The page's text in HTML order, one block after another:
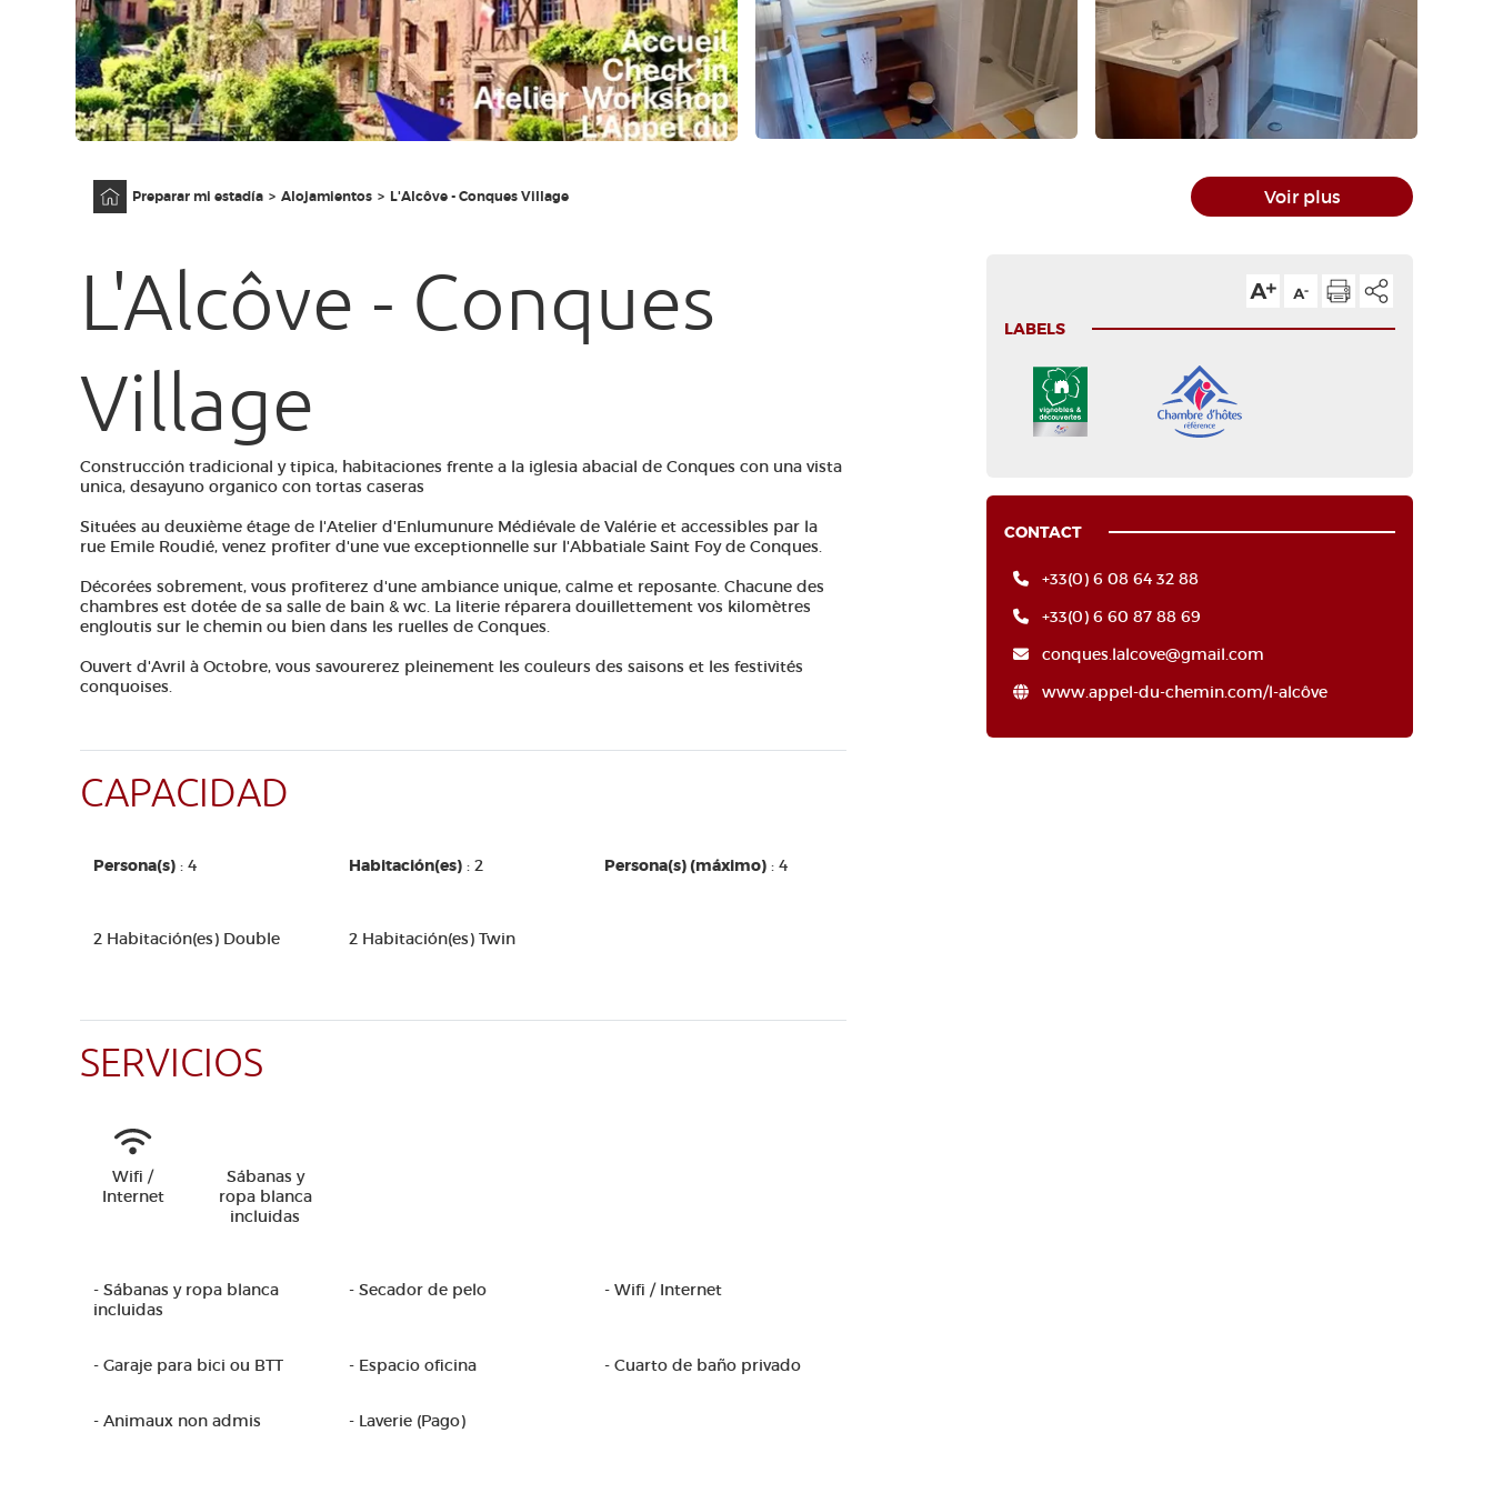
Preparar mi estadía Alojamientos L'Alcôve - Conques Village Voir plus
L'Alcôve - Conques
Village
Construcción tradicional y tipica, habitaciones frente a la iglesia abacial de Conques con una vista
unica, desayuno organico con tortas caseras
Situées au deuxième étage de l'Atelier d'Enlumunure Médiévale de Valérie et accessibles par la
rue Emile Roudié, venez profiter d'une vue exceptionnelle sur l'Abbatiale Saint Foy de Conques.
Décorées sobrement, vous profiterez d'une ambiance unique, calme et reposante. Chacune des
chambres est dotée de sa salle de bain & wc. La literie réparera douillettement vos kilomètres
engloutis sur le chemin ou bien dans les ruelles de Conques.
Ouvert d'Avril à Octobre, vous savourerez pleinement les couleurs des saisons et les festivités
conquoises.
CAPACIDAD
Persona(s) : 4 Habitación(es) : 2 Persona(s) (máximo) : 4
2 Habitación(es) Double 2 Habitación(es) Twin
SERVICIOS
Wifi /
Internet
Sábanas y
ropa blanca
incluidas
- Sábanas y ropa blanca
incluidas
- Secador de pelo - Wifi / Internet
- Garaje para bici ou BTT - Espacio oficina - Cuarto de baño privado
- Animaux non admis - Laverie (Pago)
LABELS
CONTACT
+33(0) 6 08 64 32 88
+33(0) 6 60 87 88 69
conques.lalcove@gmail.com
www.appel-du-chemin.com/l-alcôve